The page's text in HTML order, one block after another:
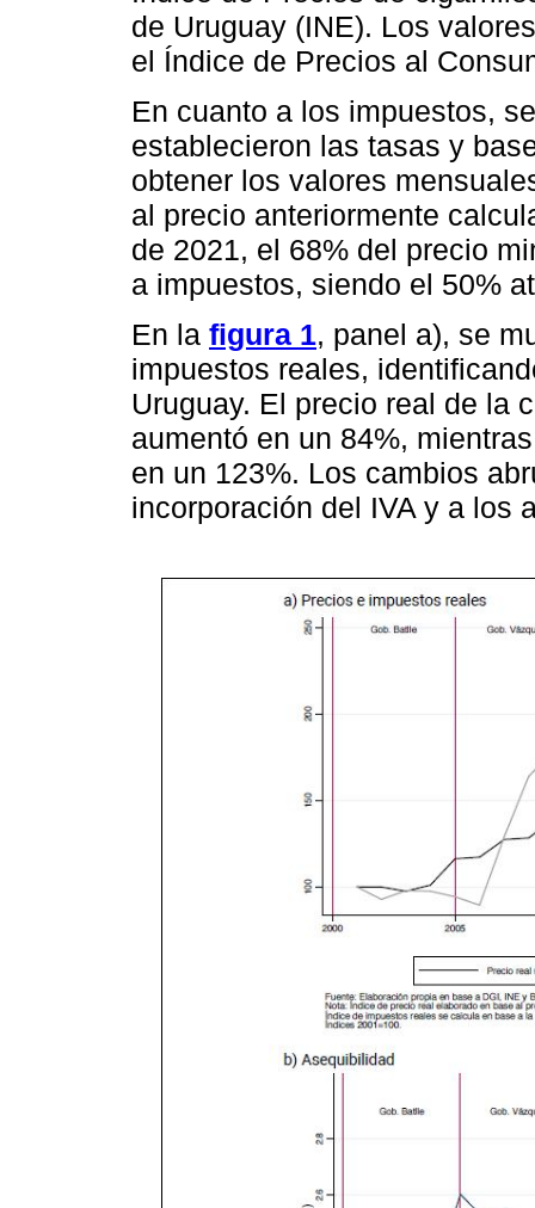
de Uruguay (INE). Los
el Índice de Precios al
En cuanto a los impuestos,
establecieron las tasas y
obtener los valores
al precio anteriormente
de 2021, el 68% del precio
a impuestos, siendo el 50%
En la figura 1, panel a), se
impuestos reales,
Uruguay. El precio real de la
aumentó en un 84%,
en un 123%. Los cambios
incorporación del IVA y a los